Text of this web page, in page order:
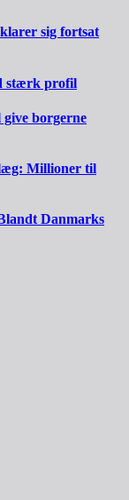
sig fortsat
stærk profil
borgerne
Millioner til
Danmarks